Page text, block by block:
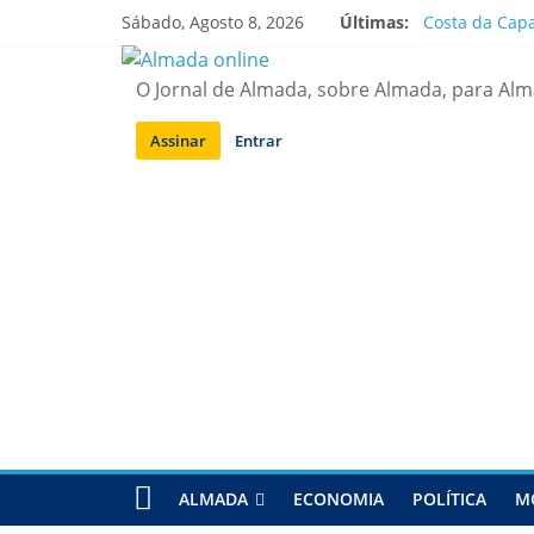
Sábado, Agosto 8, 2026 Últimas:
Costa da
Laranjeiro |
Ponte 25 de
O Jornal de Almada, sobre Almada, para
Assinar Entrar
ALMADA ECONOMIA POLÍTICA